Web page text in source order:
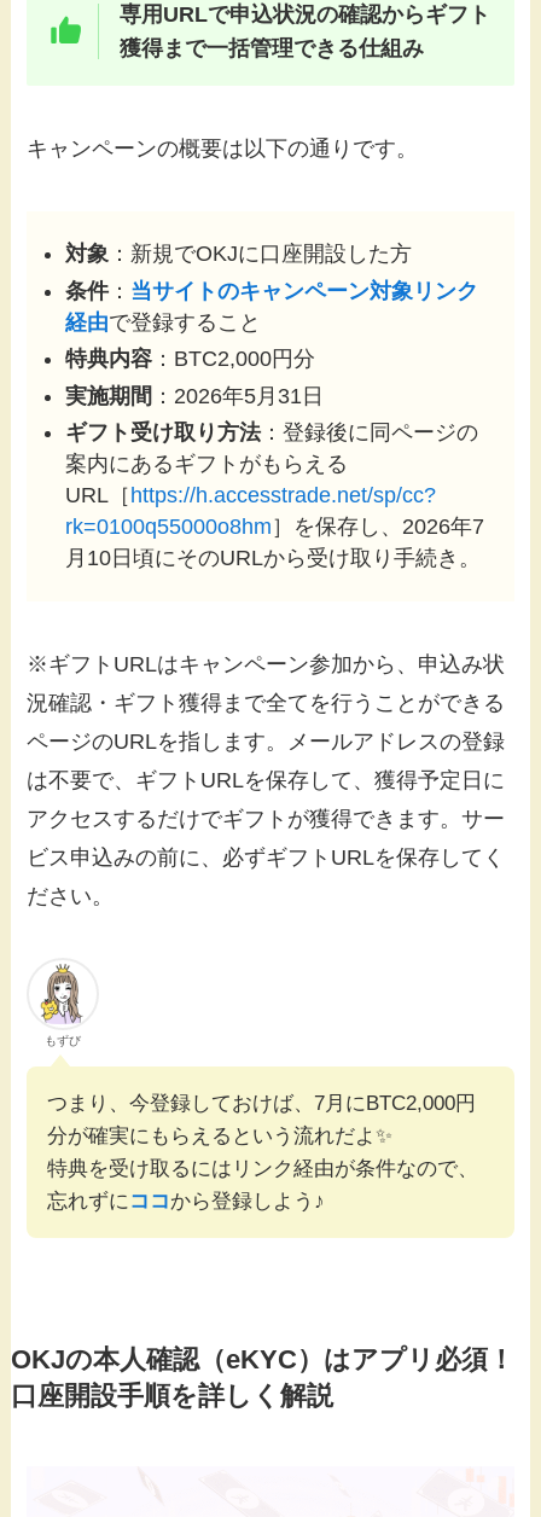
専用URLで申込状況の確認からギフト
獲得まで一括管理できる仕組み
キャンペーンの概要は以下の通りです。
対象：新規でOKJに口座開設した方
条件： 当サイトのキャンペーン対象リンク
経由で登録すること
特典内容：BTC2,000円分
実施期間 ：2026年5月31日
ギフト受け取り方法：登録後に同ページの
案内にあるギフトがもらえる
URL［ https://h.accesstrade.net/sp/cc?
rk=0100q55000o8hm］を保存し、2026年7
月10日頃にそのURLから受け取り手続き。
※ギフトURLはキャンペーン参加から、申込み状
況確認・ギフト獲得まで全てを行うことができる
ページのURLを指します。メールアドレスの登録
は不要で、ギフトURLを保存して、獲得予定日に
アクセスするだけでギフトが獲得できます。サー
ビス申込みの前に、必ずギフトURLを保存してく
ださい。
もずび
つまり、今登録しておけば、7月にBTC2,000円
分が確実にもらえるという流れだよ✨️
特典を受け取るにはリンク経由が条件なので、
忘れずにココから登録しよう♪
OKJの本人確認（eKYC）はアプリ必須！
口座開設手順を詳しく解説